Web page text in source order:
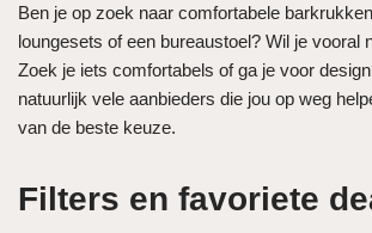
Ben je op zoek naar comfortabele
loungesets of een bureaustoel? Wil je vooral
Zoek je iets comfortabels of ga je voor
natuurlijk vele aanbieders die jou op weg
van de beste keuze.
Filters en favoriete